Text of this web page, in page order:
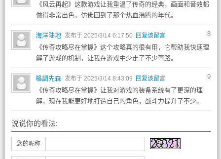
《风云再起》这款游戏让我重温了传奇的经典，画面和音效都
做得非常出色，仿佛回到了那个热血沸腾的年代。
8
海洋陆地 发布于 2025/3/14 6:17:50 回复该留言
《传奇攻略尽在掌握》这个攻略真的很有用，它帮助我快速理
解了游戏的机制，让我在游戏中少走了不少弯路。
9
格調先森 发布于 2025/3/14 8:43:09 回复该留言
《传奇攻略尽在掌握》让我对游戏的装备系统有了更深的理
解，现在我能更好地打造自己的角色，战斗力提升了不少。
说说你的看法:
您的昵称